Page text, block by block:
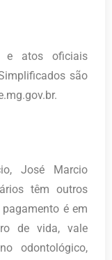
e atos oficiais
são
José Marcio
têm outros
é em
de vida, vale
odontológico,